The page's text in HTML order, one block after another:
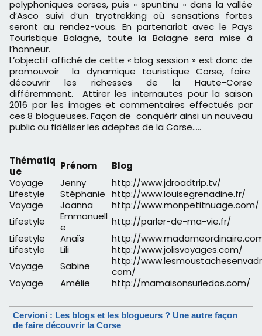
polyphoniques corses, puis « spuntinu » dans la vallée
d’Asco suivi d’un tryotrekking où sensations fortes
seront au rendez-vous. En partenariat avec le Pays
Touristique Balagne, toute la Balagne sera mise à
l’honneur.
L’objectif affiché de cette « blog session » est donc de
promouvoir la dynamique touristique Corse, faire
découvrir les richesses de la Haute-Corse
différemment. Attirer les internautes pour la saison
2016 par les images et commentaires effectués par
ces 8 blogueuses. Façon de conquérir ainsi un nouveau
public ou fidéliser les adeptes de la Corse…..
Thématiq
ue
Prénom
Blog
Voyage
Jenny
http://www.jdroadtrip.tv/
Lifestyle
Stéphanie http://www.louisegrenadine.fr/
Voyage
Joanna
http://www.monpetitnuage.com/
Lifestyle
Emmanuell
e
http://parler-de-ma-vie.fr/
Lifestyle
Anaïs
http://
Lifestyle
Lili
http://www.jolisvoyages.com/
Voyage
Sabine
http://
com/
Voyage
Amélie http://mamaisonsurledos.com/
Cervioni : Les blogs et les blogueurs ? Une autre façon
de faire découvrir la Corse